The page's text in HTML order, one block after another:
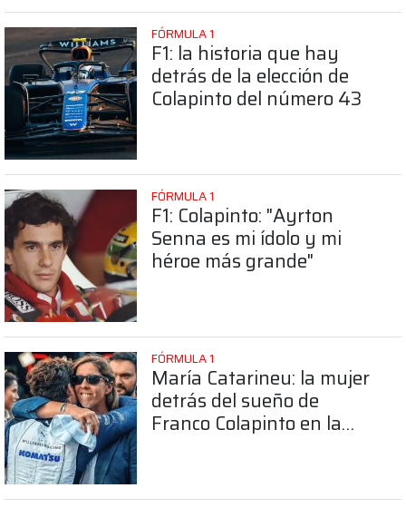
FÓRMULA 1
F1: la historia que hay
detrás de la elección de
Colapinto del número 43
FÓRMULA 1
F1: Colapinto: "Ayrton
Senna es mi ídolo y mi
héroe más grande"
FÓRMULA 1
María Catarineu: la mujer
detrás del sueño de
Franco Colapinto en la